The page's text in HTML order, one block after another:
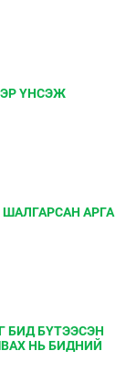
ҮНСЭЖ
АРГА
БИД БҮТЭЭСЭН
НЬ БИДНИЙ